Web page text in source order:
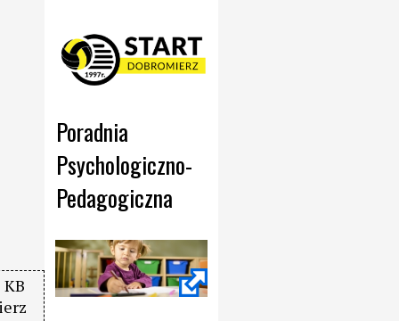
KB
Poradnia
Psychologiczno-
Pedagogiczna